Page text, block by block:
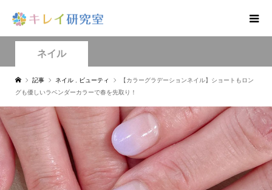
ネイル
記事 ネイル ビューティ
【カラーグラデーションネイル】ショートもロン
グも優しいラベンダーカラーで春を先取り！